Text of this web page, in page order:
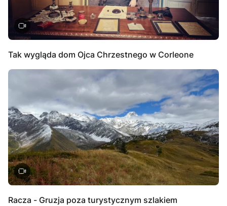
Tak wygląda dom Ojca Chrzestnego w Corleone
Racza - Gruzja poza turystycznym szlakiem